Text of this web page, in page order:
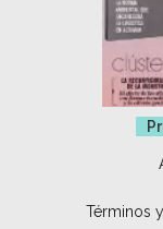
Términos